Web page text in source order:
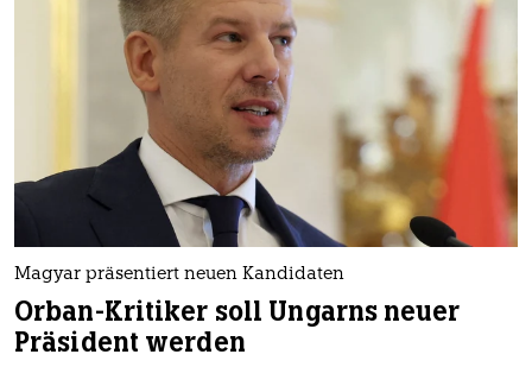
Magyar präsentiert neuen Kandidaten
Orban-Kritiker soll Ungarns neuer
Präsident werden